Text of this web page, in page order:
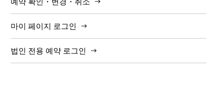
예약 확인・변경・취소
마이 페이지 로그인
법인 전용 예약 로그인